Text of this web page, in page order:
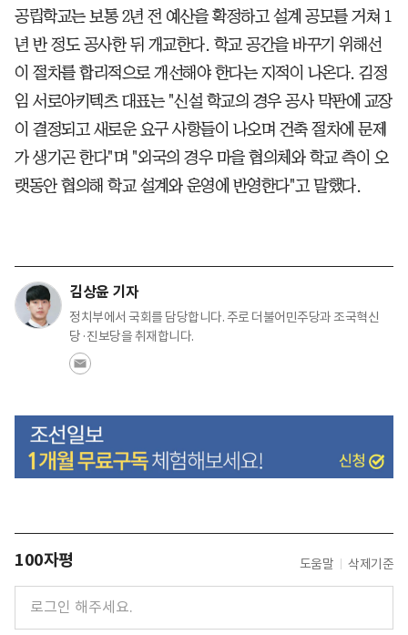
공립학교는 보통 2년 전 예산을 확정하고 설계 공모를 거쳐 1
년 반 정도 공사한 뒤 개교한다. 학교 공간을 바꾸기 위해선
이 절차를 합리적으로 개선해야 한다는 지적이 나온다. 김정
임 서로아키텍츠 대표는 "신설 학교의 경우 공사 막판에 교장
이 결정되고 새로운 요구 사항들이 나오며 건축 절차에 문제
가 생기곤 한다"며 "외국의 경우 마을 협의체와 학교 측이 오
랫동안 협의해 학교 설계와 운영에 반영한다"고 말했다.
김상윤 기자
정치부에서 국회를 담당합니다. 주로 더불어민주당과 조국혁신
당·진보당을 취재합니다.
100자평 도움말 삭제기준